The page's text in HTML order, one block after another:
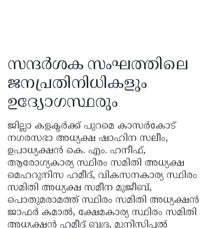
സന്ദർശക സംഘത്തിലെ
ജനപ്രതിനിധികളും
ഉദ്യോഗസ്ഥരും
ജില്ലാ കളക്ടർക്ക് പുറമെ കാസർകോട്
നഗരസഭാ അധ്യക്ഷ ഷാഹിന സലീം,
ഉപാധ്യക്ഷൻ കെ. എം. ഹനീഫ്,
ആരോഗ്യകാര്യ സ്ഥിരം സമിതി അധ്യക്ഷ
മെഹറുനിസ ഹമീദ്, വികസനകാര്യ സ്ഥിരം
സമിതി അധ്യക്ഷ സമീന മുജീബ്,
പൊതുമരാമത്ത് സ്ഥിരം സമിതി അധ്യക്ഷൻ
ജാഫർ കമാൽ, ക്ഷേമകാര്യ സ്ഥിരം സമിതി
അധ്യക്ഷൻ ഹമീദ് ബദ്ര, മുനിസിപ്പൽ